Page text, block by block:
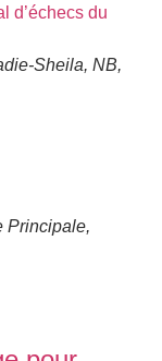
d’échecs du
Sheila, NB,
Principale,